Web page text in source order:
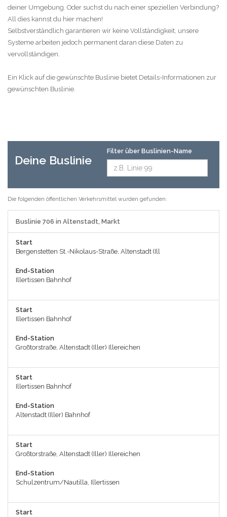
deiner Umgebung. Oder suchst du nach einer speziellen Verbindung?
All dies kannst du hier machen!
Selbstverständlich garantieren wir keine Vollständigkeit, unsere
Systeme arbeiten jedoch permanent daran diese Daten zu
vervollständigen.
Ein Klick auf die gewünschte Buslinie bietet Details-Informationen zur
gewünschten Buslinie.
Deine Buslinie
Filter über Buslinien-Name
Die folgenden öffentlichen Verkehrsmittel wurden gefunden:
Buslinie 706 in Altenstadt, Markt
Start
Bergenstetten St.-Nikolaus-Straße, Altenstadt (Ill
End-Station
Illertissen Bahnhof
Start
Illertissen Bahnhof
End-Station
Großtorstraße, Altenstadt (Iller) Illereichen
Start
Illertissen Bahnhof
End-Station
Altenstadt (Iller) Bahnhof
Start
Großtorstraße, Altenstadt (Iller) Illereichen
End-Station
Schulzentrum/Nautilla, Illertissen
Start